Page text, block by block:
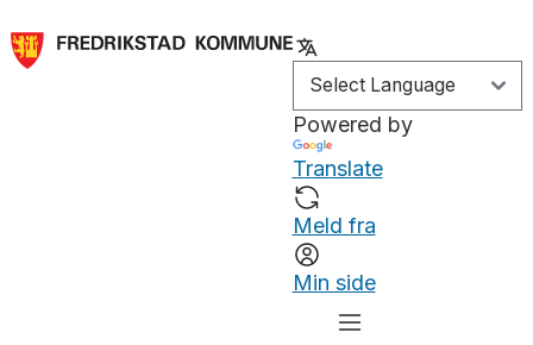
Powered by
Translate
Meld fra
Min side